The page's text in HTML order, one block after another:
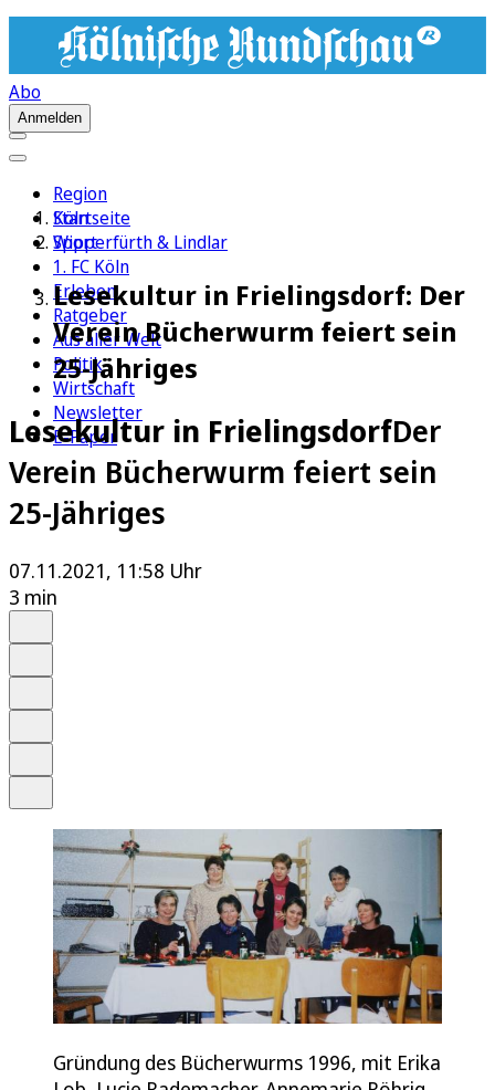
Abo
Anmelden
Region
Köln
Sport
1. FC Köln
Erleben
Ratgeber
Aus aller Welt
Politik
Wirtschaft
Newsletter
E-Paper
Startseite
Wipperfürth & Lindlar
Lesekultur in Frielingsdorf: Der
Verein Bücherwurm feiert sein
25-Jähriges
Lesekultur in FrielingsdorfDer
Verein Bücherwurm feiert sein
25-Jähriges
07.11.2021, 11:58 Uhr
3 min
Gründung des Bücherwurms 1996, mit Erika